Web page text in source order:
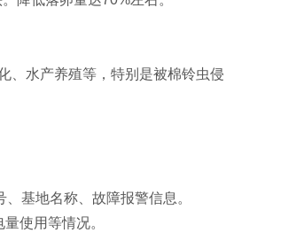
、水产养殖等，特别是被棉铃虫侵
基地名称、故障报警信息。
使用等情况。